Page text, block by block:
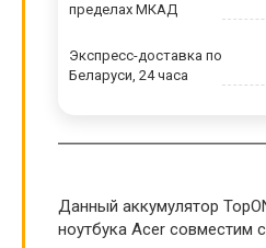
пределах МКАД
Экспресс-доставка по
Беларуси, 24 часа
Данный аккумулятор
ноутбука Acer совместим